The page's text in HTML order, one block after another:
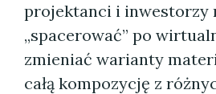
projektanci i inwestorzy
„spacerować” po
zmieniać warianty
całą kompozycję z